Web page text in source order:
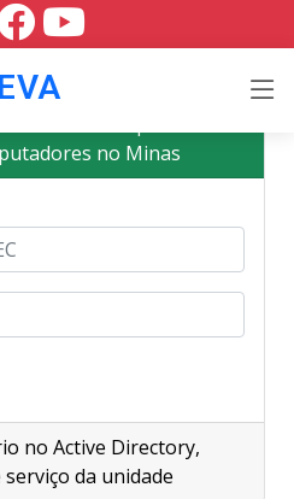
no Minas
no Active Directory,
da unidade